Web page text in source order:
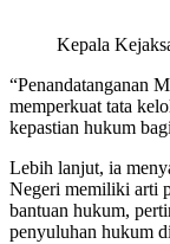
Kepala
“Penandatanganan
memperkuat tata
kepastian hukum
Lebih lanjut, ia
Negeri memiliki arti
bantuan hukum,
penyuluhan hukum